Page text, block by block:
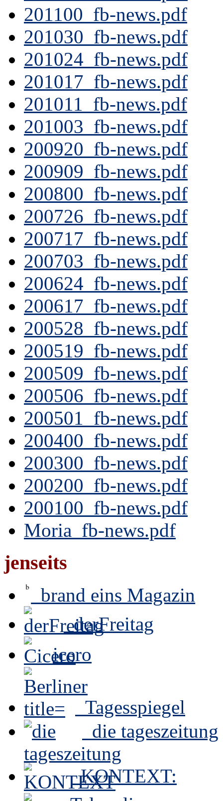
201100_fb-news.pdf
201030_fb-news.pdf
201024_fb-news.pdf
201017_fb-news.pdf
201011_fb-news.pdf
201003_fb-news.pdf
200920_fb-news.pdf
200909_fb-news.pdf
200800_fb-news.pdf
200726_fb-news.pdf
200717_fb-news.pdf
200703_fb-news.pdf
200624_fb-news.pdf
200617_fb-news.pdf
200528_fb-news.pdf
200519_fb-news.pdf
200509_fb-news.pdf
200506_fb-news.pdf
200501_fb-news.pdf
200400_fb-news.pdf
200300_fb-news.pdf
200200_fb-news.pdf
200100_fb-news.pdf
Moria_fb-news.pdf
jenseits
brand eins Magazin
derFreitag
icero
Tagesspiegel
die tageszeitung
KONTEXT: